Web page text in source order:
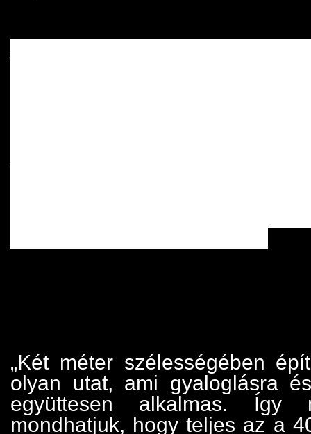
„Két méter szélességében
olyan utat, ami gyaloglásra
együttesen alkalmas.
mondhatjuk, hogy teljes az a